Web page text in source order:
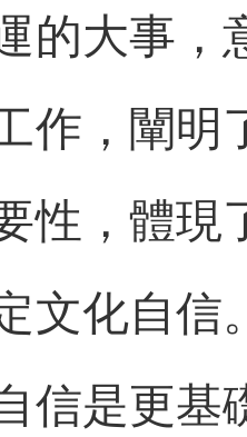
的大事，
作，闡明
性，體現
文化自信
信是更基